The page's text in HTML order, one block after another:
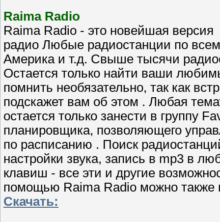
Raima Radio
Raima Radio - это новейшая
радио Любые радиостанции по
Америка и т.д. Свыше тысячи
Остается только найти ваши
помнить необязательно, так как
подскажет вам об этом . Любая
остается только занести в группу
планировщика, позволяющего
по расписанию . Поиск
настройки звука, запись в mp3 в
клавиш - все эти и другие
помощью Raima Radio можно также
Скачать: